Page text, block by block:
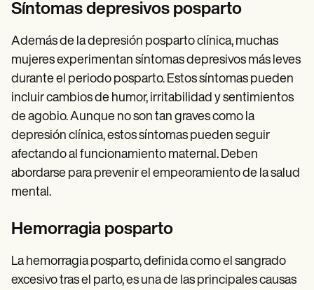
Síntomas depresivos posparto
Además de la depresión posparto clínica, muchas
mujeres experimentan síntomas depresivos más leves
durante el periodo posparto. Estos síntomas pueden
incluir cambios de humor, irritabilidad y sentimientos
de agobio. Aunque no son tan graves como la
depresión clínica, estos síntomas pueden seguir
afectando al funcionamiento maternal. Deben
abordarse para prevenir el empeoramiento de la salud
mental.
Hemorragia posparto
La hemorragia posparto, definida como el sangrado
excesivo tras el parto, es una de las principales causas